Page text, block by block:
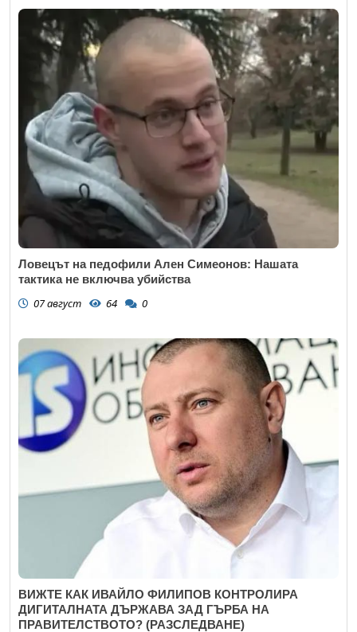
Ловецът на педофили Ален Симеонов: Нашата
тактика не включва убийства
07 август 64 0
ВИЖТЕ КАК ИВАЙЛО ФИЛИПОВ КОНТРОЛИРА
ДИГИТАЛНАТА ДЪРЖАВА ЗАД ГЪРБА НА
ПРАВИТЕЛСТВОТО? (РАЗСЛЕДВАНЕ)